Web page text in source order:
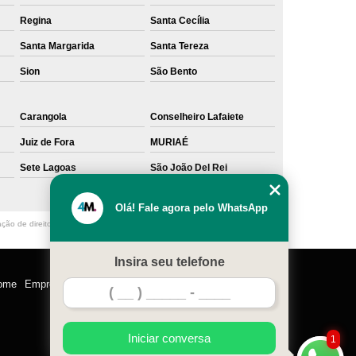
Regina Santa Cecília
Santa Margarida Santa Tereza
Sion São Bento
Carangola Conselheiro Lafaiete
Juiz de Fora MURIAÉ
Sete Lagoas São João Del Rei
de direito autoral – artigo 184 do Código Penal –
Empresa Serviços
1
Olá! Fale agora pelo WhatsApp
Insira seu telefone
Iniciar conversa